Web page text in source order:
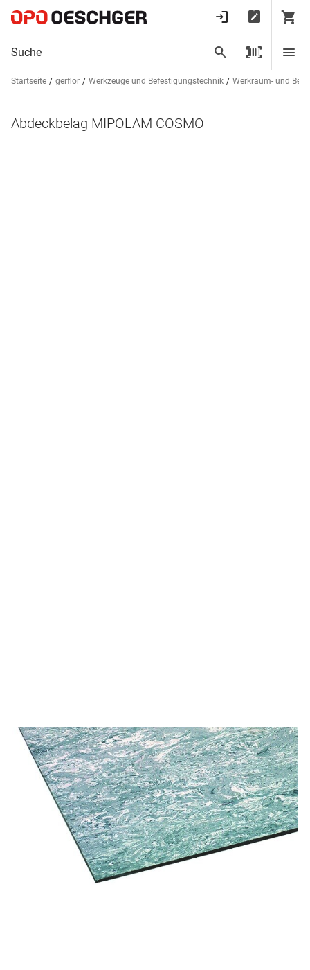
Startseite gerflor Werkzeuge und Befestigungstechnik Werkraum- und
Abdeckbelag MIPOLAM COSMO